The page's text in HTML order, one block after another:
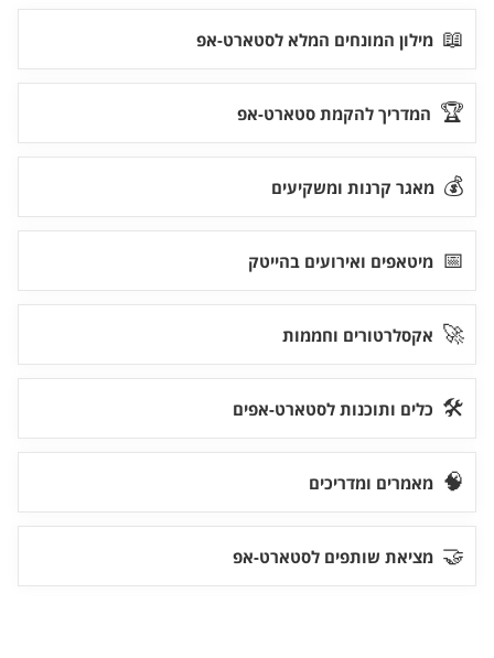
📖 מילון המונחים המלא לסטארט-אפ
🏆 המדריך להקמת סטארט-אפ
💰 מאגר קרנות ומשקיעים
📅 מיטאפים ואירועים בהייטק
🚀 אקסלרטורים וחממות
🛠 כלים ותוכנות לסטארט-אפים
🧠 מאמרים ומדריכים
🤝 מציאת שותפים לסטארט-אפ